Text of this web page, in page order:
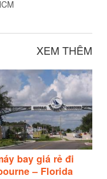
XEM THÊM
bay giá rẻ đi
– Florida